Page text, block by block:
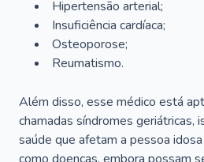
Hipertensão arterial;
Insuficiência cardíaca;
Osteoporose;
Reumatismo.
Além disso, esse médico está
chamadas síndromes geriátricas,
saúde que afetam a pessoa